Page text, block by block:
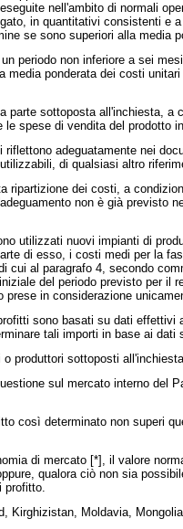
nell'ambito di normali
in quantitativi consistenti
se sono superiori alla media
periodo non inferiore a sei
ponderata dei costi
sottoposta all'inchiesta, a
spese di vendita del prodotto
adeguatamente nei
di qualsiasi altro
dei costi, a
non è già
utilizzati nuovi impianti di
di esso, i costi medi per la
al paragrafo 4, secondo
del periodo previsto per
in considerazione
sono basati su dati effettivi
tali importi in base ai
sottoposti
sul mercato interno del
determinato non superi
di mercato [*], il valore
qualora ciò non sia
profitto.
Kirghizistan, Moldavia,